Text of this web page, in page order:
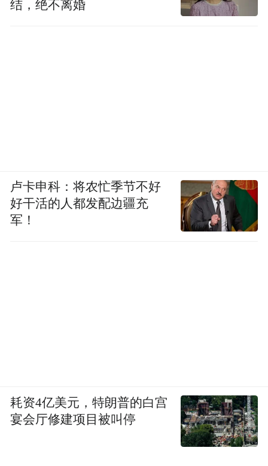
结，绝不离婚
卢卡申科：将农忙季节不好
好干活的人都发配边疆充
军！
耗资4亿美元，特朗普的白宫
宴会厅修建项目被叫停